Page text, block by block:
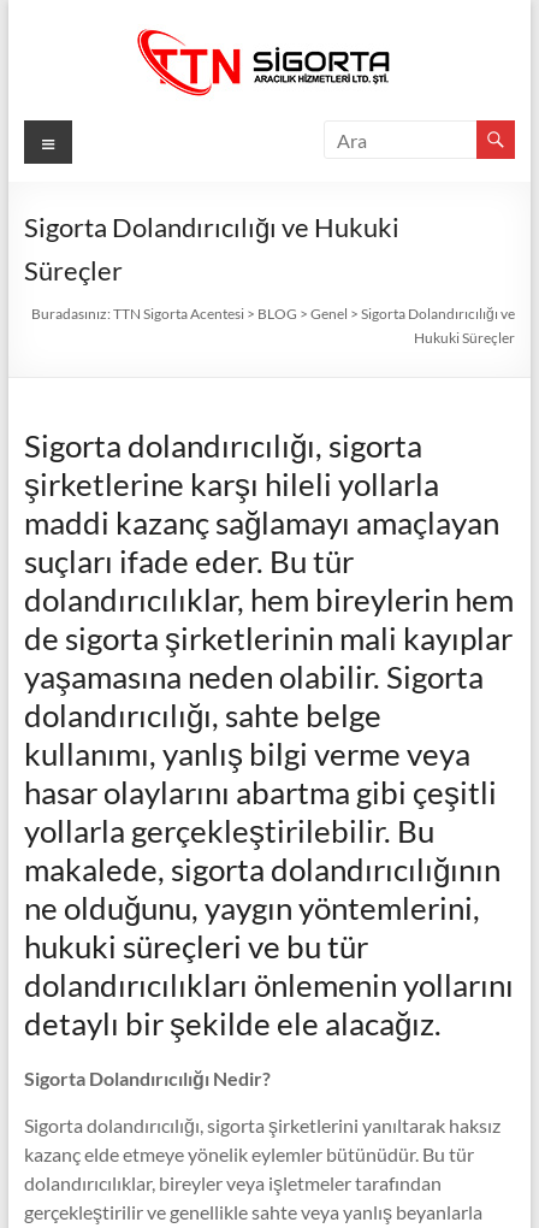
TTN
Acentesi
Güvenli
İyi
Fiyatlar,
Eksiksiz
Koruma
Menü
Sigorta Dolandırıcılığı ve Hukuki
Süreçler
Buradasınız: TTN Sigorta Acentesi > BLOG >Genel >Sigorta Dolandırıcılığı ve
Hukuki Süreçler
Sigorta dolandırıcılığı, sigorta
şirketlerine karşı hileli yollarla
maddi kazanç sağlamayı amaçlayan
suçları ifade eder. Bu tür
dolandırıcılıklar, hem bireylerin hem
de sigorta şirketlerinin mali kayıplar
yaşamasına neden olabilir. Sigorta
dolandırıcılığı, sahte belge
kullanımı, yanlış bilgi verme veya
hasar olaylarını abartma gibi çeşitli
yollarla gerçekleştirilebilir. Bu
makalede, sigorta dolandırıcılığının
ne olduğunu, yaygın yöntemlerini,
hukuki süreçleri ve bu tür
dolandırıcılıkları önlemenin yollarını
detaylı bir şekilde ele alacağız.
Sigorta Dolandırıcılığı Nedir?
Sigorta dolandırıcılığı, sigorta şirketlerini yanıltarak haksız
kazanç elde etmeye yönelik eylemler bütünüdür. Bu tür
dolandırıcılıklar, bireyler veya işletmeler tarafından
gerçekleştirilir ve genellikle sahte veya yanlış beyanlarla